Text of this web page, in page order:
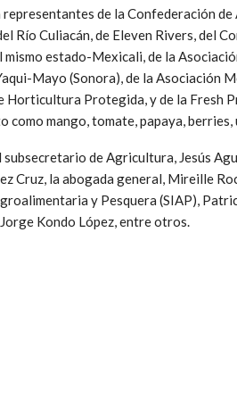
de la Confederación
Río Culiacán, de Eleven Rivers, del
estado-Mexicali, de la
Mayo (Sonora), de la Asociación
Horticultura Protegida, y de la Fresh
como mango, tomate, papaya, berries,
subsecretario de Agricultura, Jesús
Cruz, la abogada general, Mireille
y Pesquera (SIAP),
Kondo López, entre otros.